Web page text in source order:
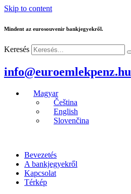
Skip to content
Mindent az eurosouvenir bankjegyekről.
Keresés
info@euroemlekpenz.hu
Magyar
Čeština
English
Slovenčina
Bevezetés
A bankjegyekről
Kapcsolat
Térkép